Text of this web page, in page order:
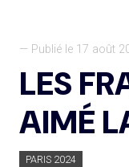
— Publié le 17 août
LES
AIMÉ
PARIS 2024